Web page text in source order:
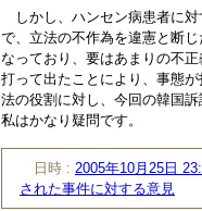
しかし、ハンセン病患者に
で、立法の不作為を違憲と断
なっており、要はあまりの不
打って出たことにより、事態
法の役割に対し、今回の韓国
私はかなり疑問です。
日時 : 2005年10月25日
された事件に対する意見